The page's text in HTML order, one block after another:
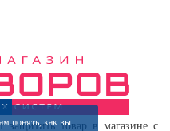
защитить товар в магазине с
понять, как вы